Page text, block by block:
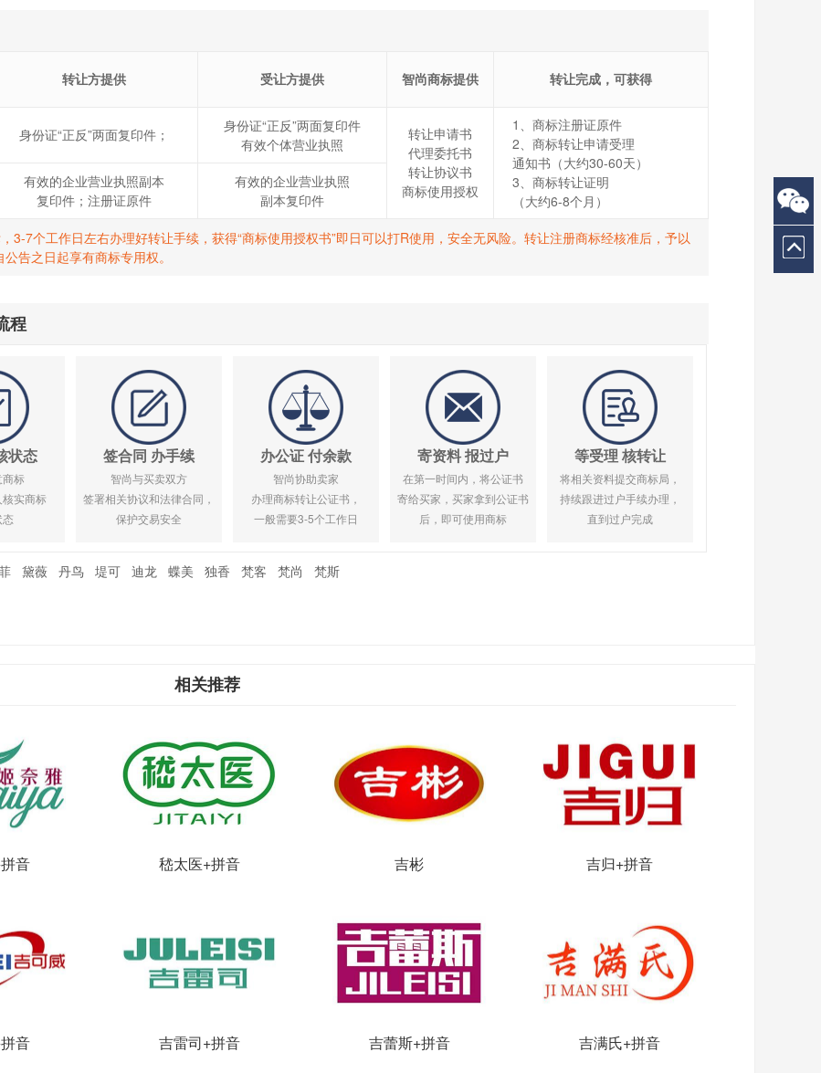
转让方提供 受让方提供 智尚商标提供 转让完成，可获得
身份证“正反”两面复印件；
身份证“正反”两面复印件
有效个体营业执照
转让申请书
代理委托书
转让协议书
商标使用授权
1、商标注册证原件
2、商标转让申请受理
通知书（大约30-60天）
3、商标转让证明
（大约6-8个月）
有效的企业营业执照副本
复印件；注册证原件
有效的企业营业执照
副本复印件
3-7个工作日左右办理好转让手续，获得“商标使用授权书”即日可以打R使用，安全无风险。转让注册商标经核准后，予以
告之日起享有商标专用权。
程
状态
标
实商标
签合同 办手续
智尚与买卖双方
签署相关协议和法律合同，
保护交易安全
办公证 付余款
智尚协助卖家
办理商标转让公证书，
一般需要3-5个工作日
寄资料 报过户
在第一时间内，将公证书
寄给买家，买家拿到公证书
后，即可使用商标
等受理 核转让
将相关资料提交商标局，
持续跟进过户手续办理，
直到过户完成
黛薇 丹鸟 堤可 迪龙 蝶美 独香 梵客 梵尚 梵斯
相关推荐
音 嵇太医+拼音 吉彬 吉归+拼音
音 吉雷司+拼音 吉蕾斯+拼音 吉满氏+拼音